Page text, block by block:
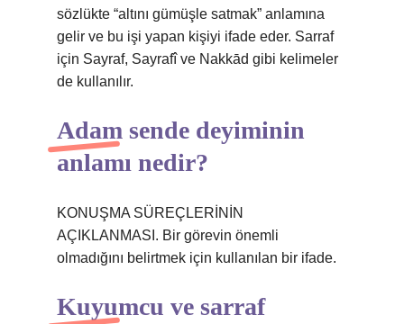
sözlükte “altını gümüşle satmak” anlamına
gelir ve bu işi yapan kişiyi ifade eder. Sarraf
için Sayraf, Sayrafî ve Nakkād gibi kelimeler
de kullanılır.
Adam sende deyiminin
anlamı nedir?
KONUŞMA SÜREÇLERİNİN
AÇIKLANMASI. Bir görevin önemli
olmadığını belirtmek için kullanılan bir ifade.
Kuyumcu ve sarraf